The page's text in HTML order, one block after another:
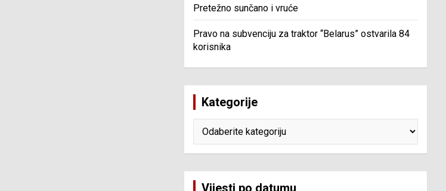
Pretežno sunčano i vruće
Pravo na subvenciju za traktor “Belarus” ostvarila 84
korisnika
Kategorije
Vijesti po datumu